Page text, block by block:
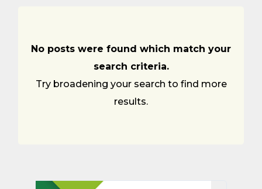
No posts were found which match your
search criteria.
Try broadening your search to find more
results.